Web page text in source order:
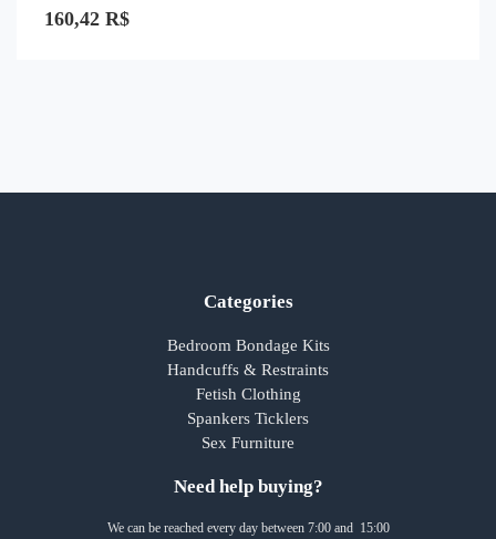
0
de
160,42 R$
Categories
Bedroom Bondage Kits
Handcuffs & Restraints
Fetish Clothing
Spankers Ticklers
Sex Furniture
Need help buying?
We can be reached every day between 7:00 and 15:00